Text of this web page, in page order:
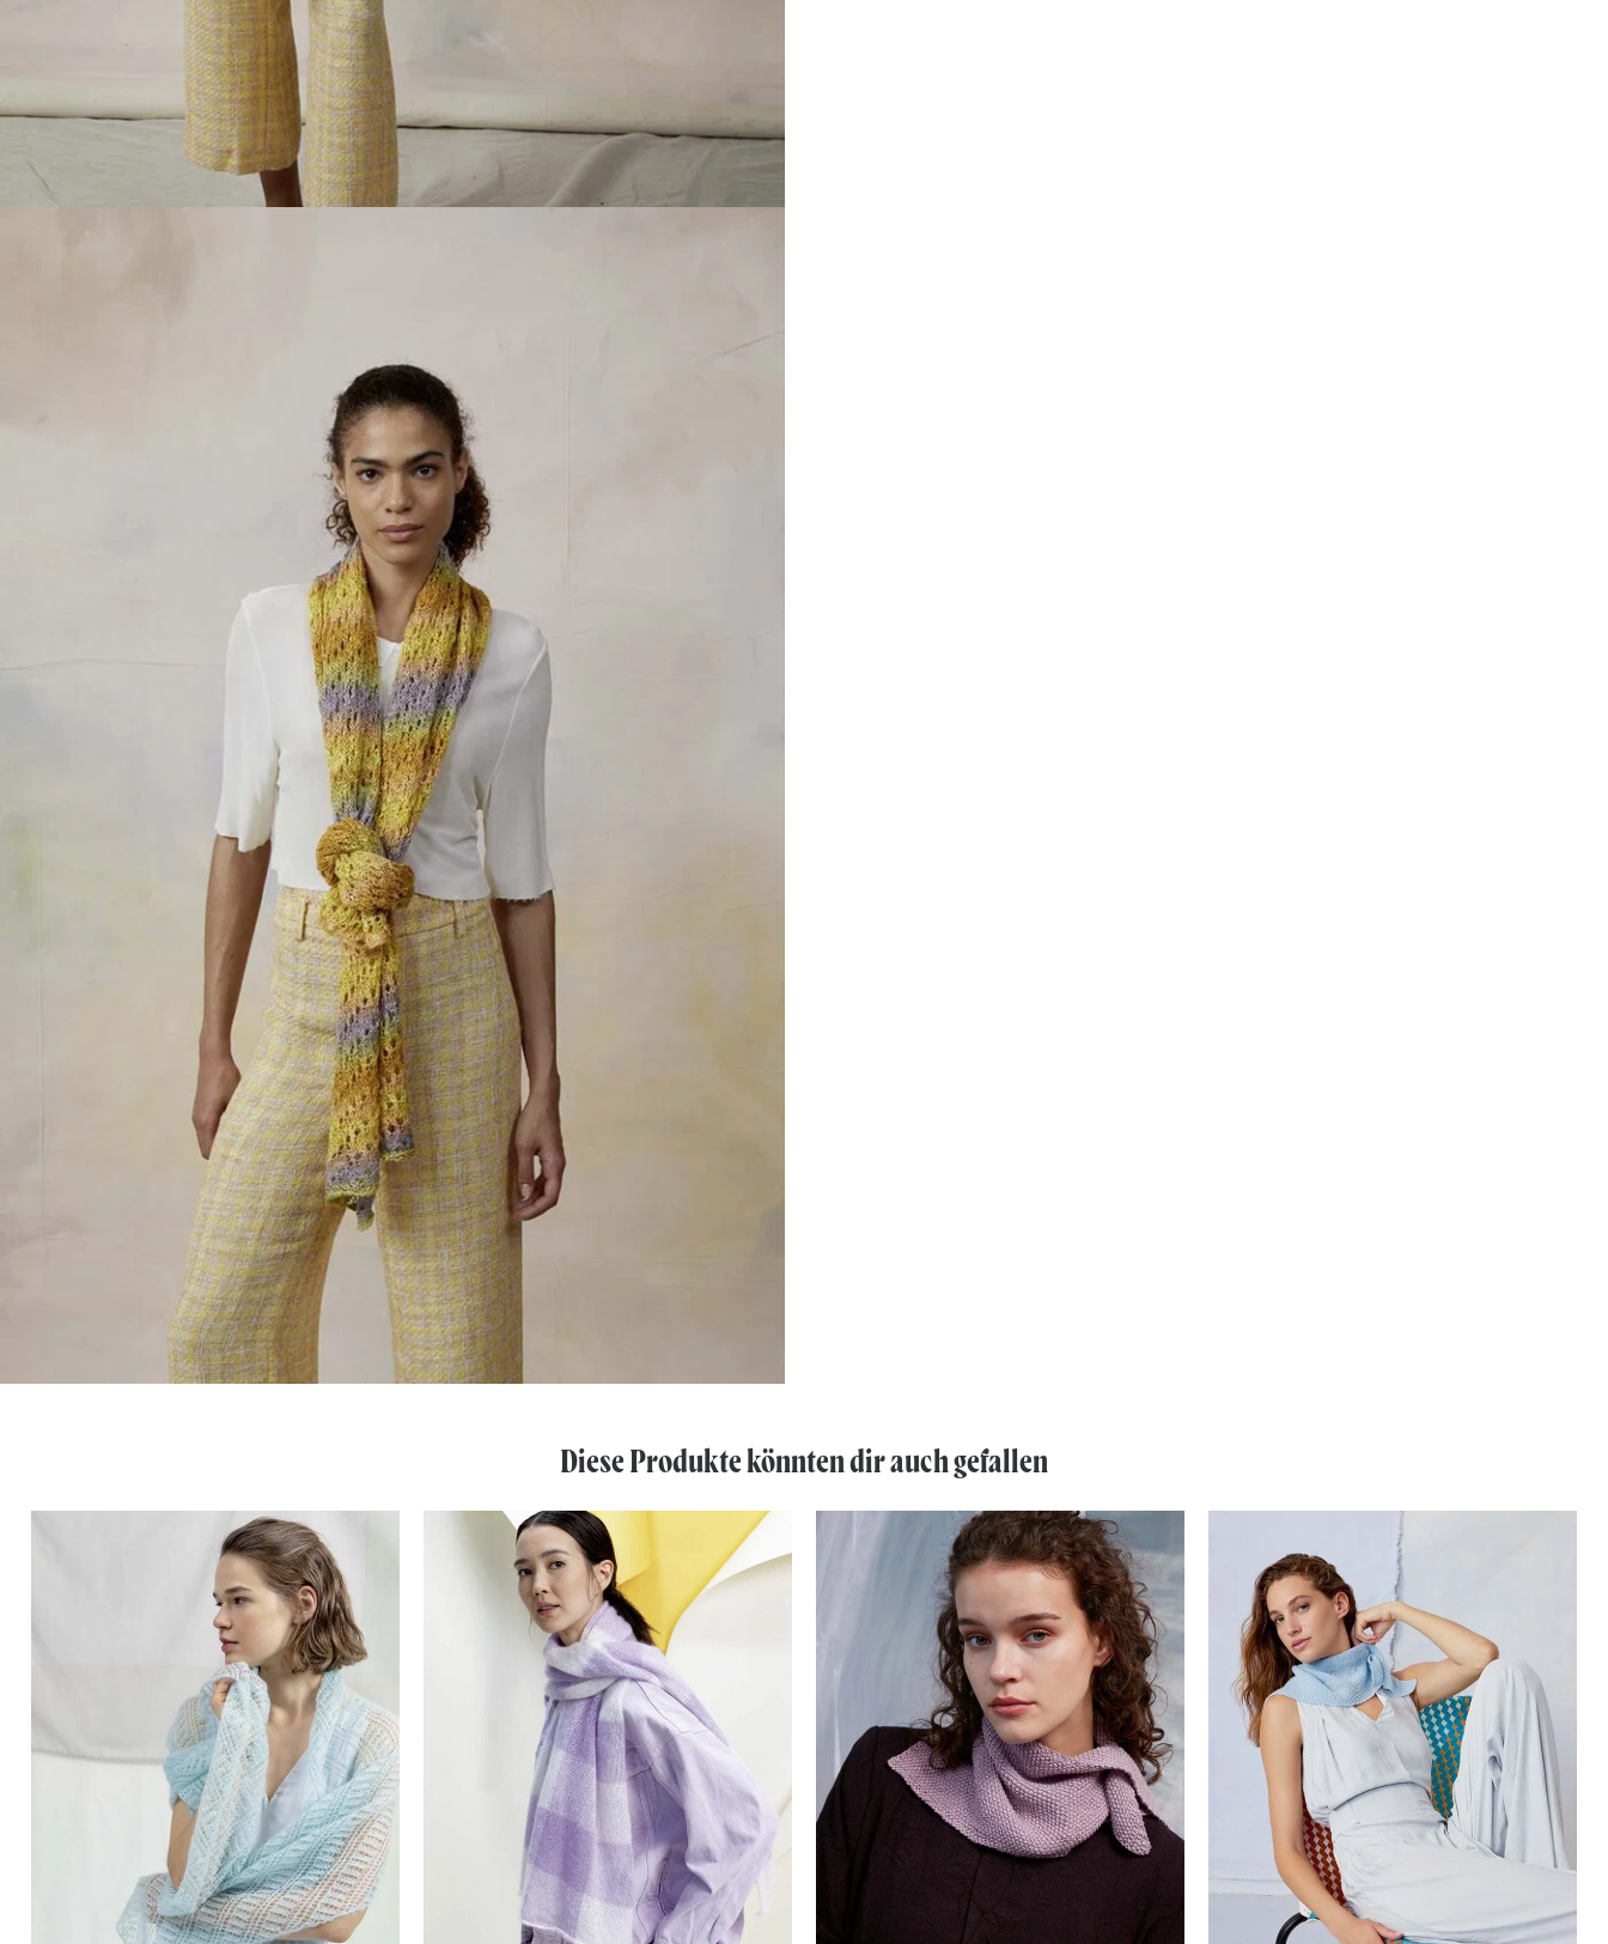
Diese Produkte könnten dir auch gefallen